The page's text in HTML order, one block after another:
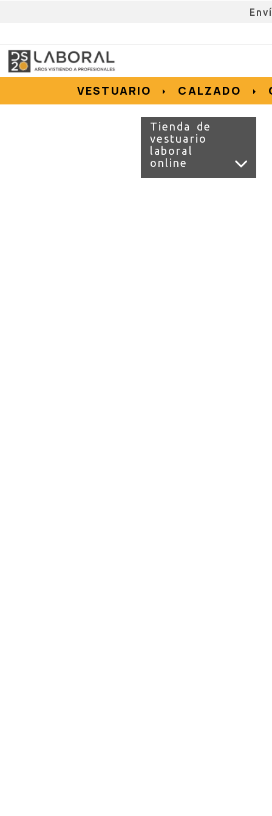
VESTUARIO CALZADO
Tienda de
vestuario
laboral
online